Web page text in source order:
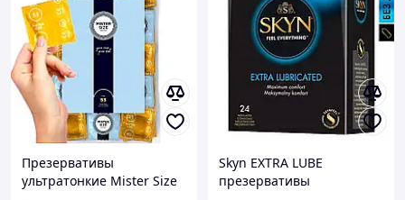
Презервативы
ультратонкие Mister Size
Skyn EXTRA LUBE
презервативы